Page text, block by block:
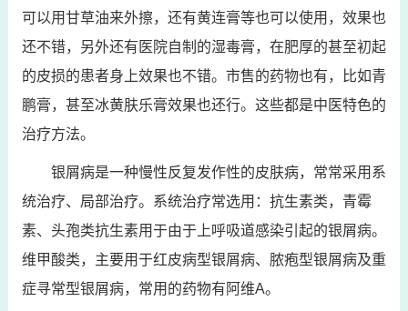
可以用甘草油来外擦，还有黄连膏等也可以使用，效果也
还不错，另外还有医院自制的湿毒膏，在肥厚的甚至初起
的皮损的患者身上效果也不错。市售的药物也有，比如青
鹏膏，甚至冰黄肤乐膏效果也还行。这些都是中医特色的
治疗方法。
银屑病是一种慢性反复发作性的皮肤病，常常采用系
统治疗、局部治疗。系统治疗常选用：抗生素类，青霉
素、头孢类抗生素用于由于上呼吸道感染引起的银屑病。
维甲酸类，主要用于红皮病型银屑病、脓疱型银屑病及重
症寻常型银屑病，常用的药物有阿维A。